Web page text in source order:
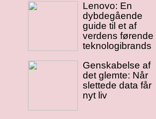
Lenovo: En
dybdegående
guide til et af
verdens førende
teknologibrands
Genskabelse af
det glemte: Når
slettede data får
nyt liv